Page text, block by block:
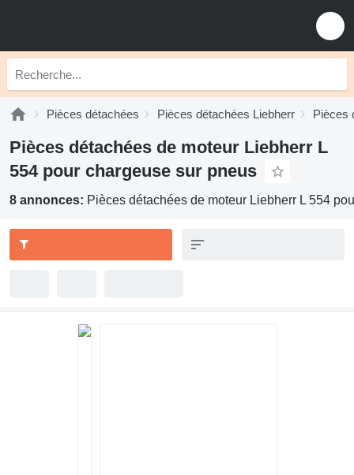
Pièces détachées Pièces détachées Liebherr Pièces
Pièces détachées de moteur Liebherr L
554 pour chargeuse sur pneus
8 annonces: Pièces détachées de moteur Liebherr L 554